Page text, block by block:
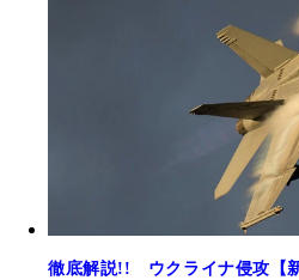
徹底解説!! ウクライナ侵攻【